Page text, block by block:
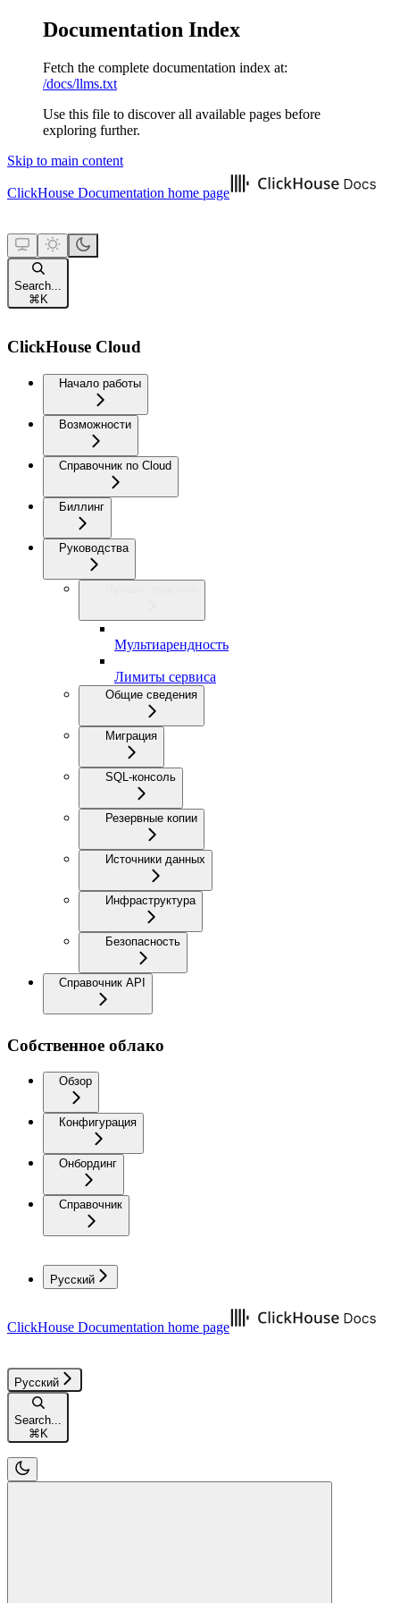
Documentation Index
Fetch the complete documentation index at:
/docs/llms.txt
Use this file to discover all available pages before
exploring further.
Skip to main content
ClickHouse Documentation home page
Search...
⌘ K
ClickHouse Cloud
Начало работы
Возможности
Справочник по Cloud
Биллинг
Руководства
Мультиарендность
Лимиты сервиса
Общие сведения
Миграция
SQL-консоль
Резервные копии
Источники данных
Инфраструктура
Безопасность
Справочник API
Собственное облако
Обзор
Конфигурация
Онбординг
Справочник
Русский
ClickHouse Documentation home page
Русский
Search...
⌘ K